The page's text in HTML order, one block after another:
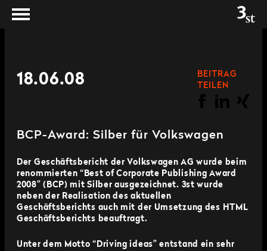
18.06.08
BEITRAG
TEILEN
BCP-Award: Silber für Volkswagen
Der Geschäftsbericht der Volkswagen AG wurde beim
renommierten “Best of Corporate Publishing Award
2008” (BCP) mit Silber ausgezeichnet. 3st wurde
neben der Realisation des aktuellen
Geschäftsberichts auch mit der Umsetzung des HTML
Geschäftsberichts beauftragt.
Unter dem Motto “Driving ideas” entstand ein sehr